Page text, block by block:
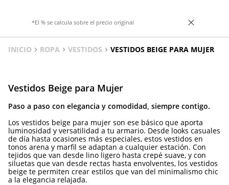
*El % se calcula sobre el precio original
INICIO ROPA VESTIDOS VESTIDOS BEIGE PARA MUJER
Vestidos Beige para Mujer
Paso a paso con elegancia y comodidad, siempre contigo.
Los vestidos beige para mujer son ese básico que aporta
luminosidad y versatilidad a tu armario. Desde looks casuales
de día hasta ocasiones más especiales, estos vestidos en
tonos arena y marfil se adaptan a cualquier estación. Con
tejidos que van desde lino ligero hasta crepé suave, y con
siluetas que van desde rectas hasta envolventes, los vestidos
beige te permiten crear estilos que van del minimalismo chic
a la elegancia relajada.